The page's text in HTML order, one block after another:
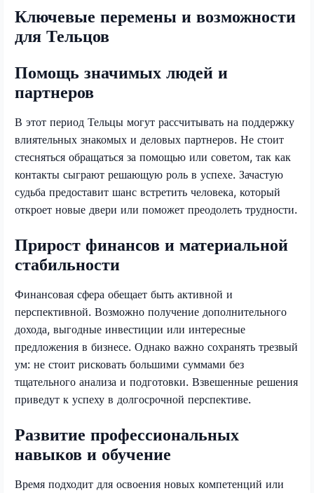
Ключевые перемены и возможности
для Тельцов
Помощь значимых людей и
партнеров
В этот период Тельцы могут рассчитывать на поддержку
влиятельных знакомых и деловых партнеров. Не стоит
стесняться обращаться за помощью или советом, так как
контакты сыграют решающую роль в успехе. Зачастую
судьба предоставит шанс встретить человека, который
откроет новые двери или поможет преодолеть трудности.
Прирост финансов и материальной
стабильности
Финансовая сфера обещает быть активной и
перспективной. Возможно получение дополнительного
дохода, выгодные инвестиции или интересные
предложения в бизнесе. Однако важно сохранять трезвый
ум: не стоит рисковать большими суммами без
тщательного анализа и подготовки. Взвешенные решения
приведут к успеху в долгосрочной перспективе.
Развитие профессиональных
навыков и обучение
Время подходит для освоения новых компетенций или